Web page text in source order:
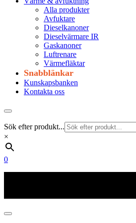
Alla produkter
Avfuktare
Dieselkanoner
Dieselvärmare IR
Gaskanoner
Luftrenare
Värmefläktar
Snabblänkar
Kunskapsbanken
Kontakta oss
Sök efter produkt...
×
0